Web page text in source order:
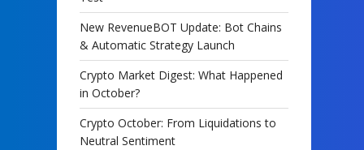
New RevenueBOT Update: Bot Chains
& Automatic Strategy Launch
Crypto Market Digest: What Happened
in October?
Crypto October: From Liquidations to
Neutral Sentiment